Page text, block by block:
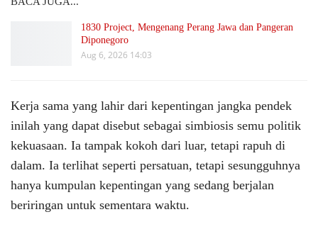
1830 Project, Mengenang Perang Jawa dan Pangeran
Diponegoro
Aug 6, 2026 14:03
Kerja sama yang lahir dari kepentingan jangka pendek
inilah yang dapat disebut sebagai simbiosis semu politik
kekuasaan. Ia tampak kokoh dari luar, tetapi rapuh di
dalam. Ia terlihat seperti persatuan, tetapi sesungguhnya
hanya kumpulan kepentingan yang sedang berjalan
beriringan untuk sementara waktu.